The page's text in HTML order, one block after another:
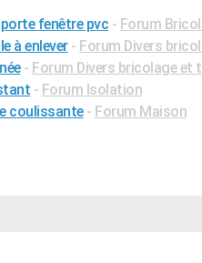
fenêtre pvc - Forum
à enlever - Forum Divers
- Forum Divers bricolage et
- Forum Isolation
coulissante - Forum Maison